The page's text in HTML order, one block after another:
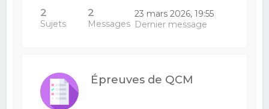
2
Sujets
2
Messages
23 mars 2026, 19:55
Dernier message
Épreuves de QCM